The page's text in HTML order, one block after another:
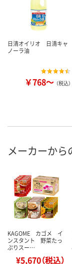
日清オイリオ 日清キャ
ノーラ油
￥768～ （税込）
メーカーから
KAGOME カゴメ イ
ンスタント 野菜たっ
ぷりスー…
¥5,670（税込）